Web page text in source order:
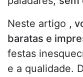
Neste artigo ,
baratas e
festas
e a qualidade.